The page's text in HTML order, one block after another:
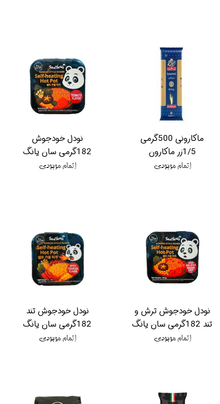
ماکارونی 500گرمی
1/5زر ماکارون
اتمام موجودی
نودل خودجوش
182گرمی سان یانگ
اتمام موجودی
نودل خودجوش ترش و
تند 182گرمی سان یانگ
اتمام موجودی
نودل خودجوش تند
182گرمی سان یانگ
اتمام موجودی